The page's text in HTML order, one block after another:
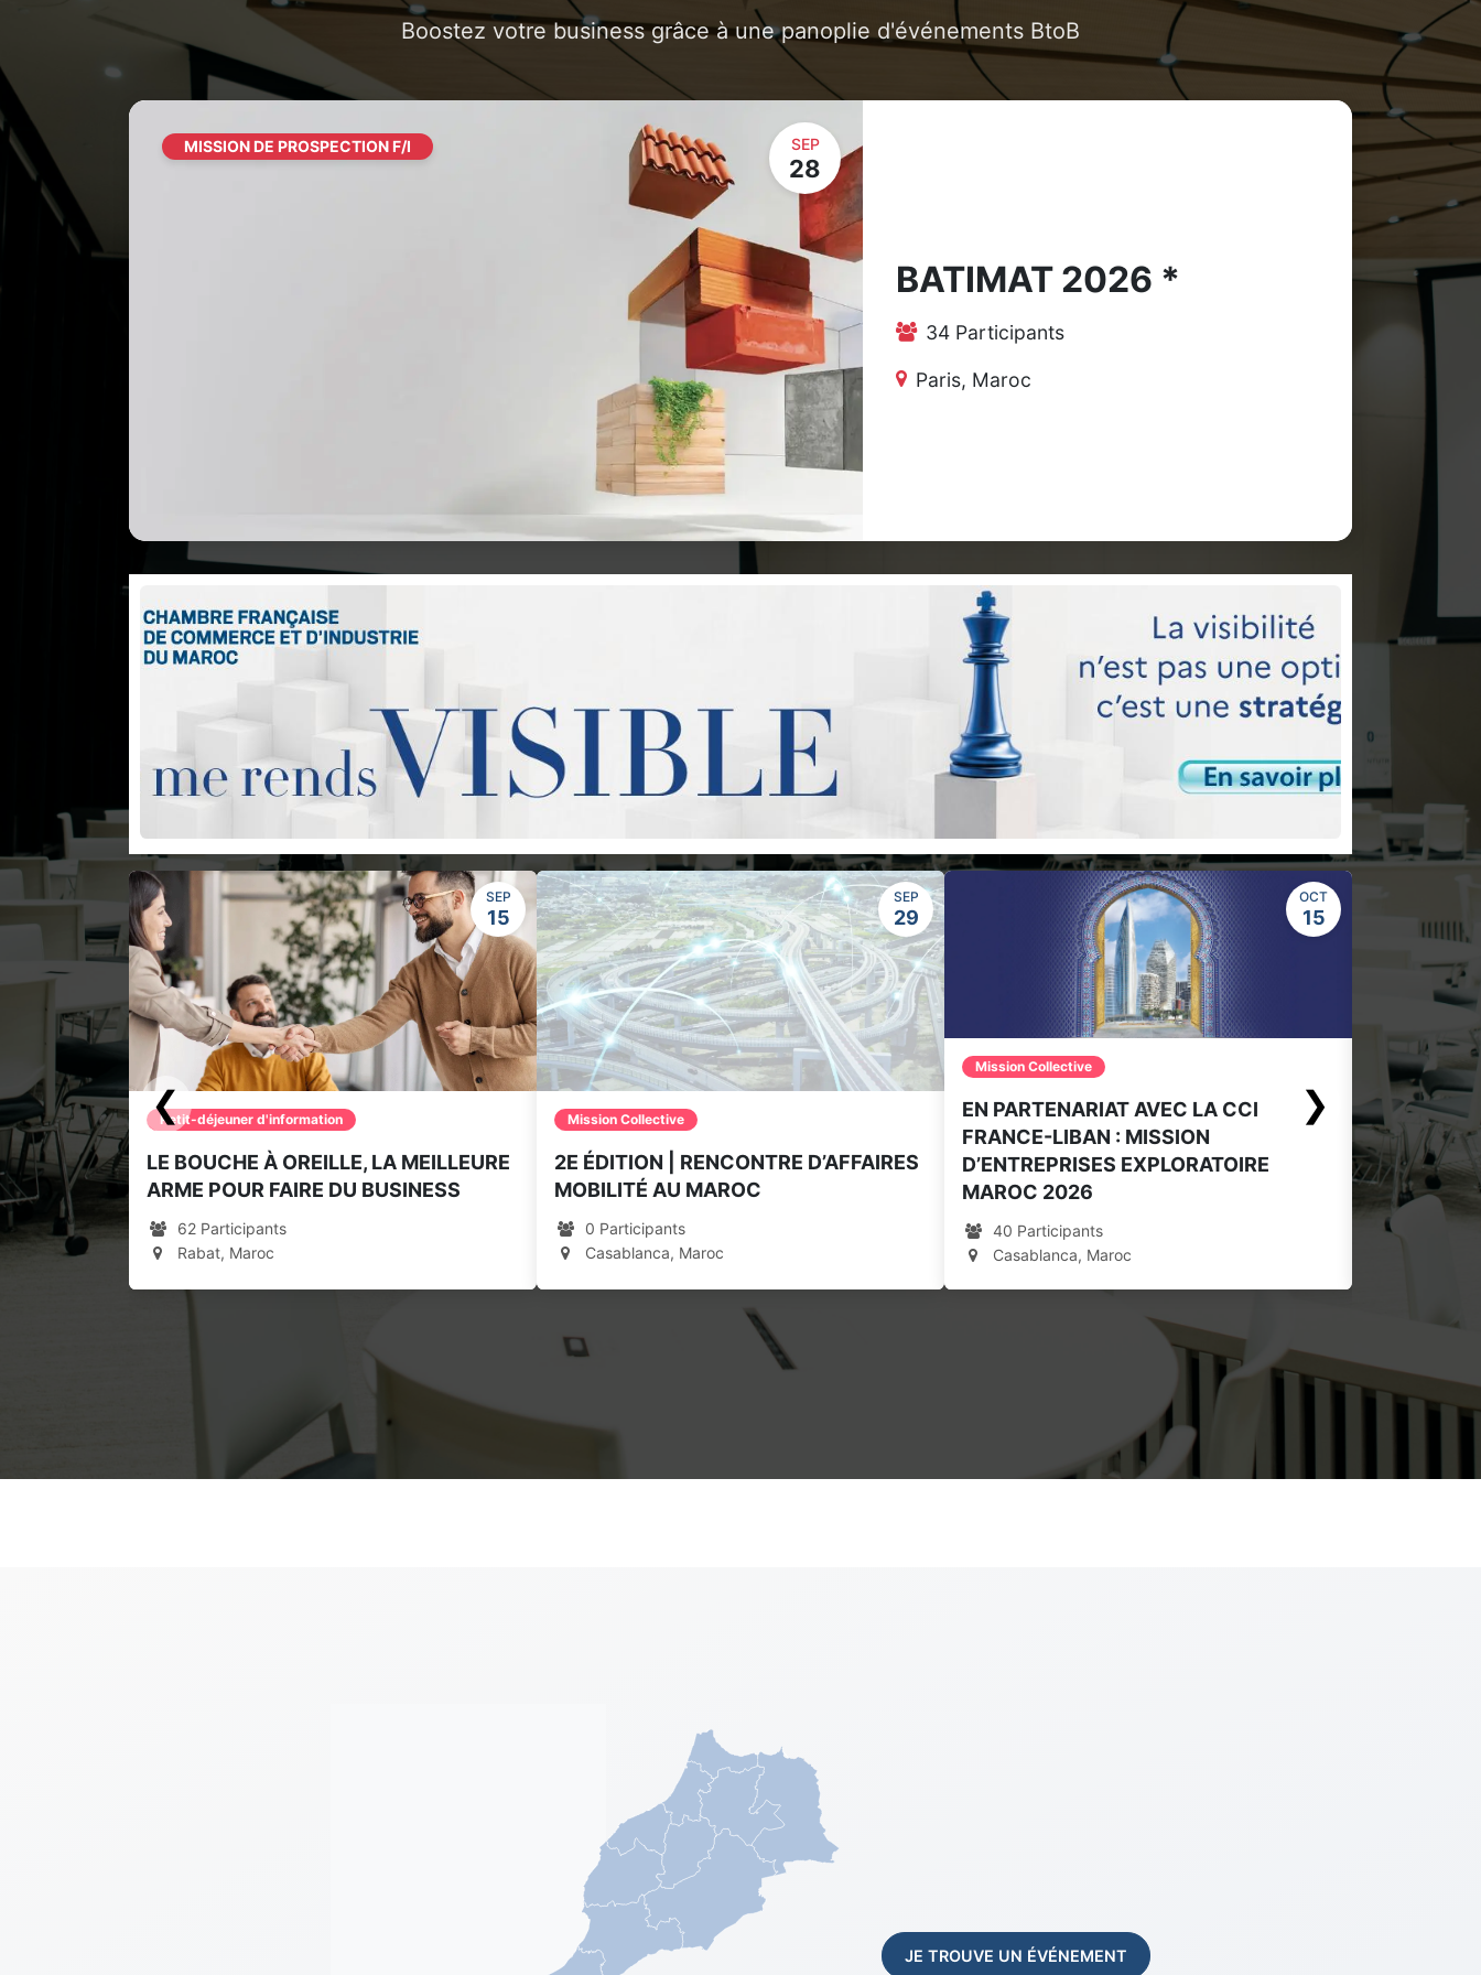
Boostez votre business grâce à une panoplie d'événements BtoB
SEP
28
MISSION DE PROSPECTION F/I
BATIMAT 2026 *
34 Participants
Paris, Maroc
SEP
15
Petit-déjeuner d'information
LE BOUCHE À OREILLE, LA MEILLEURE
ARME POUR FAIRE DU BUSINESS
62 Participants
Rabat, Maroc
SEP
29
Mission Collective
2E ÉDITION | RENCONTRE D’AFFAIRES
MOBILITÉ AU MAROC
0 Participants
Casablanca, Maroc
OCT
15
Mission Collective
EN PARTENARIAT AVEC LA CCI
FRANCE-LIBAN : MISSION
D’ENTREPRISES EXPLORATOIRE
MAROC 2026
40 Participants
Casablanca, Maroc
Mission
❮ ❯
JE TROUVE UN ÉVÉNEMENT